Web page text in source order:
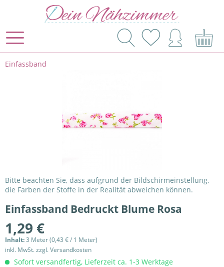
Einfassband
Bitte beachten Sie, dass aufgrund der Bildschirmeinstellung,
die Farben der Stoffe in der Realität abweichen können.
Einfassband Bedruckt Blume Rosa
1,29 €
Inhalt:3 Meter (0,43 € / 1 Meter)
inkl. MwSt.zzgl. Versandkosten
Sofort versandfertig, Lieferzeit ca. 1-3 Werktage